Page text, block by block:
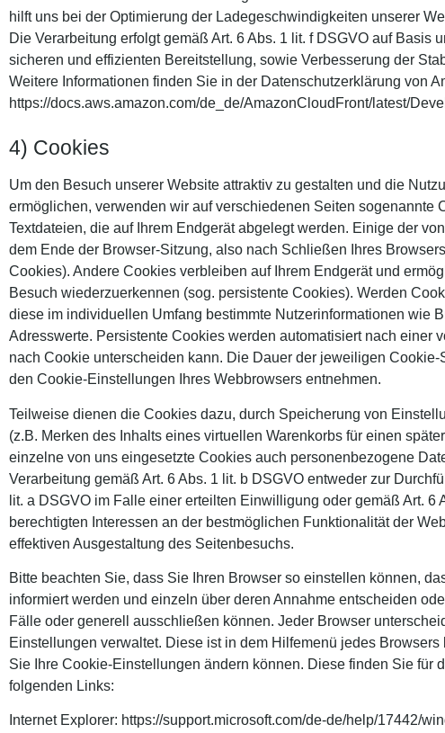
hilft uns bei der Optimierung der Ladegeschwindigkeiten unserer
Die Verarbeitung erfolgt gemäß Art. 6 Abs. 1 lit. f DSGVO auf Basis
sicheren und effizienten Bereitstellung, sowie Verbesserung der
Weitere Informationen finden Sie in der Datenschutzerklärung von
https://docs.aws.amazon.com/de_de/AmazonCloudFront/latest/
4) Cookies
Um den Besuch unserer Website attraktiv zu gestalten und die
ermöglichen, verwenden wir auf verschiedenen Seiten sogenannte
Textdateien, die auf Ihrem Endgerät abgelegt werden. Einige der
dem Ende der Browser-Sitzung, also nach Schließen Ihres
Cookies). Andere Cookies verbleiben auf Ihrem Endgerät und
Besuch wiederzuerkennen (sog. persistente Cookies). Werden
diese im individuellen Umfang bestimmte Nutzerinformationen wie
Adresswerte. Persistente Cookies werden automatisiert nach einer
nach Cookie unterscheiden kann. Die Dauer der jeweiligen
den Cookie-Einstellungen Ihres Webbrowsers entnehmen.
Teilweise dienen die Cookies dazu, durch Speicherung von
(z.B. Merken des Inhalts eines virtuellen Warenkorbs für einen
einzelne von uns eingesetzte Cookies auch personenbezogene
Verarbeitung gemäß Art. 6 Abs. 1 lit. b DSGVO entweder zur
lit. a DSGVO im Falle einer erteilten Einwilligung oder gemäß Art. 6
berechtigten Interessen an der bestmöglichen Funktionalität der
effektiven Ausgestaltung des Seitenbesuchs.
Bitte beachten Sie, dass Sie Ihren Browser so einstellen können,
informiert werden und einzeln über deren Annahme entscheiden
Fälle oder generell ausschließen können. Jeder Browser
Einstellungen verwaltet. Diese ist in dem Hilfemenü jedes
Sie Ihre Cookie-Einstellungen ändern können. Diese finden Sie für
folgenden Links:
Internet Explorer: https://support.microsoft.com/de-de/help/17442/